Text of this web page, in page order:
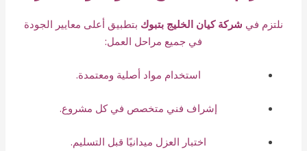
نلتزم في شركة كيان الخليج بتبوك بتطبيق أعلى معايير الجودة
في جميع مراحل العمل:
استخدام مواد أصلية ومعتمدة.
إشراف فني متخصص في كل مشروع.
اختبار العزل ميدانيًا قبل التسليم.